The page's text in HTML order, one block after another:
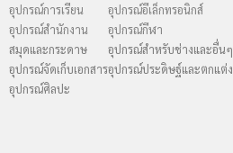
อุปกรณ์การเรียน
อุปกรณ์สำนักงาน
สมุดและกระดาษ
อุปกรณ์จัดเก็บเอกสาร
อุปกรณ์ศิลปะ
อุปกรณ์อีเล็กทรอนิกส์
อุปกรณ์กีฬา
อุปกรณ์สำหรับช่างและอื่นๆ
อุปกรณ์ประดิษฐ์และตกแต่ง